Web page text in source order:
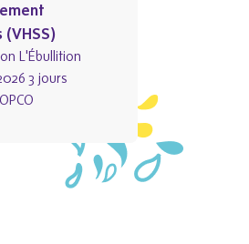
L'Ébullition
3 jours